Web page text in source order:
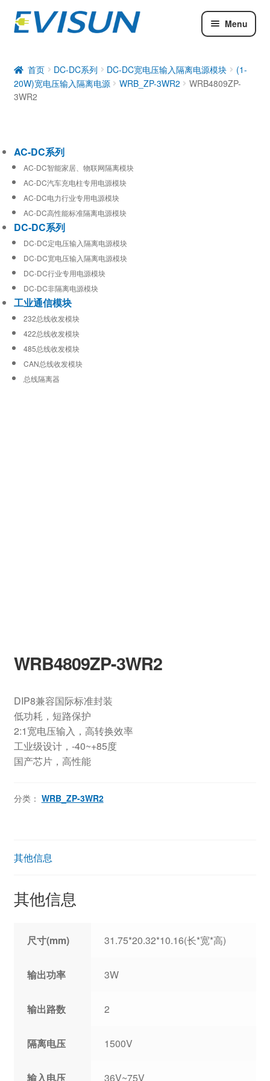
Menu
DC-DC系列
工业通信模块
首页 DC-DC系列 DC-DC宽电压输入隔离电源模块
(1-
20W)宽电压输入隔离电源
WRB_ZP-3WR2
WRB4809ZP-
3WR2
WRB4809ZP-3WR2
DIP8兼容国际标准封装
低功耗，短路保护
2:1宽电压输入，高转换效率
工业级设计，-40~+85度
国产芯片，高性能
分类： WRB_ZP-3WR2
其他信息
其他信息
尺寸(mm) 31.75*20.32*10.16(长*宽*高)
输出功率 3W
输出路数 2
隔离电压 1500V
输入电压 36V~75V
AC-DC系列
AC-DC智能家居、物联网隔离模块
AC-DC汽车充电柱专用电源模块
AC-DC电力行业专用电源模块
AC-DC高性能标准隔离电源模块
DC-DC系列
DC-DC定电压输入隔离电源模块
DC-DC宽电压输入隔离电源模块
DC-DC行业专用电源模块
DC-DC非隔离电源模块
工业通信模块
232总线收发模块
422总线收发模块
485总线收发模块
CAN总线收发模块
总线隔离器